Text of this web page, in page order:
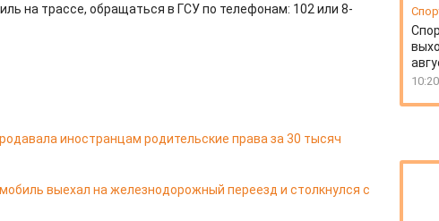
на трассе, обращаться в ГСУ по телефонам: 102 или 8-
иностранцам родительские права за 30 тысяч
выехал на железнодорожный переезд и столкнулся с